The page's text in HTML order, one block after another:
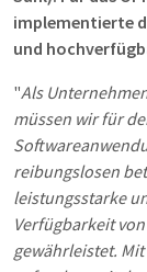
implementierte
und
"Als
müssen wir für
reibungslosen
leistungsstarke
Verfügbarkeit
gewährleistet.